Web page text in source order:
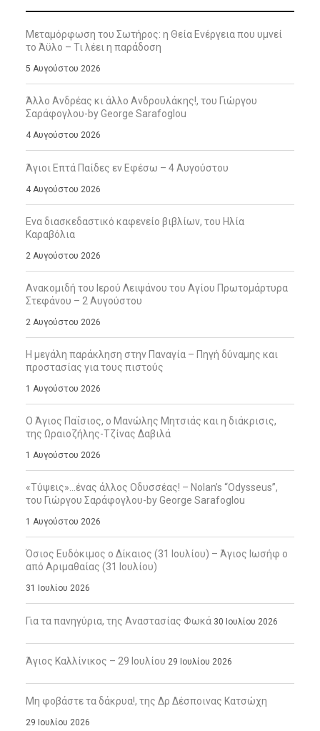
Μεταμόρφωση του Σωτήρος: η Θεία Ενέργεια που υμνεί
το Άϋλο – Τι λέει η παράδοση
5 Αυγούστου 2026
Άλλο Ανδρέας κι άλλο Ανδρουλάκης!, του Γιώργου
Σαράφογλου-by George Sarafoglou
4 Αυγούστου 2026
Άγιοι Επτά Παίδες εν Εφέσω – 4 Αυγούστου
4 Αυγούστου 2026
Ενα διασκεδαστικό καφενείο βιβλίων, του Ηλία
Καραβόλια
2 Αυγούστου 2026
Ανακομιδή του Ιερού Λειψάνου του Αγίου Πρωτομάρτυρα
Στεφάνου – 2 Αυγούστου
2 Αυγούστου 2026
Η μεγάλη παράκληση στην Παναγία – Πηγή δύναμης και
προστασίας για τους πιστούς
1 Αυγούστου 2026
Ο Άγιος Παΐσιος, ο Μανώλης Μητσιάς και η διάκρισις,
της Ωραιοζήλης-Τζίνας Δαβιλά
1 Αυγούστου 2026
«Τύψεις»…ένας άλλος Οδυσσέας! – Nolan’s “Odysseus”,
του Γιώργου Σαράφογλου-by George Sarafoglou
1 Αυγούστου 2026
Όσιος Ευδόκιμος ο Δίκαιος (31 Ιουλίου) – Άγιος Ιωσήφ ο
από Αριμαθαίας (31 Ιουλίου)
31 Ιουλίου 2026
Για τα πανηγύρια, της Αναστασίας Φωκά 30 Ιουλίου 2026
Άγιος Καλλίνικος – 29 Ιουλίου 29 Ιουλίου 2026
Μη φοβάστε τα δάκρυα!, της Δρ Δέσποινας Κατσώχη
29 Ιουλίου 2026